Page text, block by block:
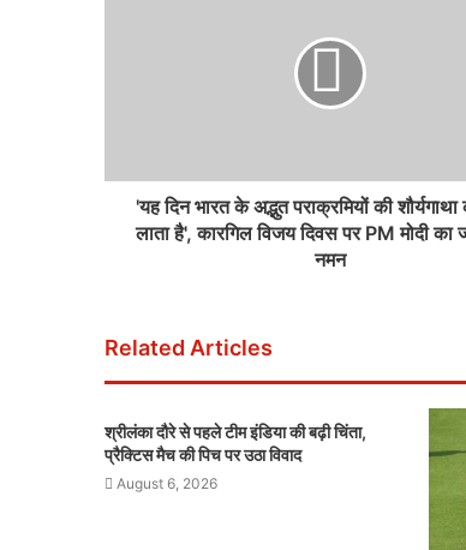
'यह दिन भारत के अद्भुत पराक्रमियों की
लाता है', कारगिल विजय दिवस पर PM मोदी का
नमन
Related Articles
श्रीलंका दौरे से पहले टीम इंडिया की बढ़ी चिंता,
प्रैक्टिस मैच की पिच पर उठा विवाद
August 6, 2026